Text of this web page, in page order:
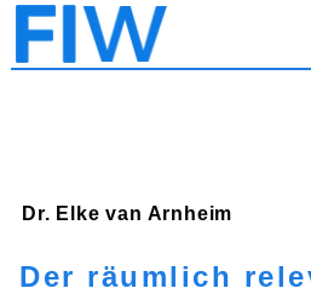
Dr. Elke van Arnheim
Der räumlich